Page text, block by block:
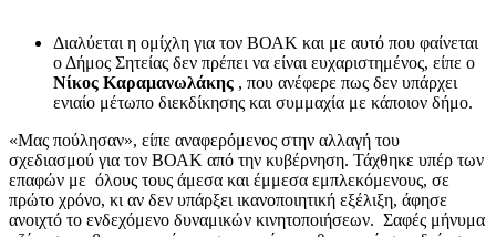
Διαλύεται η ομίχλη για τον ΒΟΑΚ και με αυτό που φαίνεται
ο Δήμος Σητείας δεν πρέπει να είναι ευχαριστημένος, είπε ο
Νίκος Καραμανωλάκης , που ανέφερε πως δεν υπάρχει
ενιαίο μέτωπο διεκδίκησης και συμμαχία με κάποιον δήμο.
«Μας πούλησαν», είπε αναφερόμενος στην αλλαγή του
σχεδιασμού για τον ΒΟΑΚ από την κυβέρνηση. Τάχθηκε υπέρ των
επαφών με όλους τους άμεσα και έμμεσα εμπλεκόμενους, σε
πρώτο χρόνο, κι αν δεν υπάρξει ικανοποιητική εξέλιξη, άφησε
ανοιχτό το ενδεχόμενο δυναμικών κινητοποιήσεων. Σαφές μήνυμα